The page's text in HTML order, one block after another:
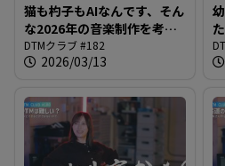
猫も杓子もAIなんです、そん
な2026年の音楽制作を考え
る＠DTMクラブ #182
DTMクラブ #182
2026/03/13